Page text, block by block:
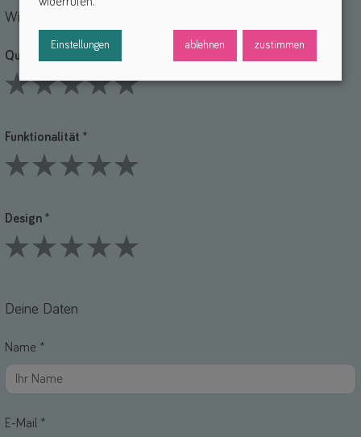
Wie bewertest du die einzelnen Punkte?
Qualität *
Funktionalität *
Design *
Deine Daten
Name *
E-Mail *
Einstellungen ablehnen zustimmen